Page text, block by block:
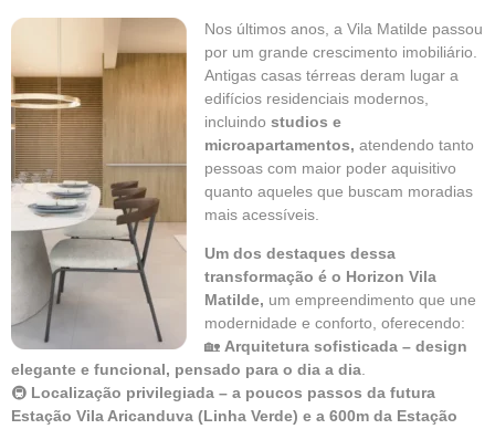
Nos últimos anos, a Vila Matilde passou
por um grande crescimento imobiliário.
Antigas casas térreas deram lugar a
edifícios residenciais modernos,
incluindo studios e
microapartamentos, atendendo tanto
pessoas com maior poder aquisitivo
quanto aqueles que buscam moradias
mais acessíveis.
Um dos destaques dessa
transformação é o Horizon Vila
Matilde, um empreendimento que une
modernidade e conforto, oferecendo:
🏡 Arquitetura sofisticada – design
elegante e funcional, pensado para o dia a dia
🚇 Localização privilegiada – a poucos passos da futura
Estação Vila Aricanduva (Linha Verde) e a 600m da Estação